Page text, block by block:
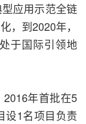
应用示范全链
，到2020年，
于国际引领地
年首批在5
设1名项目负责